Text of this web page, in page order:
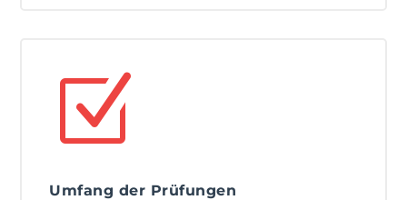
Z
Umfang der Prüfungen